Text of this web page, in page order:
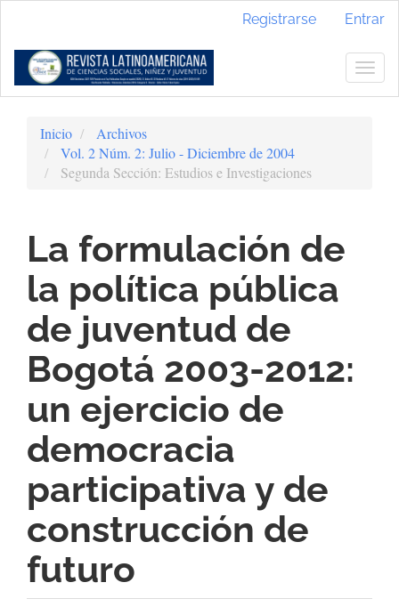
Contenido
principal
Barra
Registrarse Entrar
Inicio
Archivos
Vol. 2 Núm. 2: Julio - Diciembre de 2004
Segunda Sección: Estudios e Investigaciones
La formulación de
la política pública
de juventud de
Bogotá 2003-2012:
un ejercicio de
democracia
participativa y de
construcción de
futuro